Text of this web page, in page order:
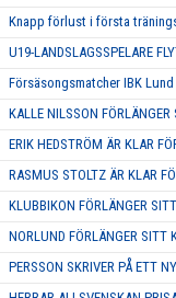
Knapp förlust i första
U19-LANDSLAGSSPELARE
Försäsongsmatcher IBK
KALLE NILSSON
ERIK HEDSTRÖM ÄR KLAR
RASMUS STOLTZ ÄR KLAR
KLUBBIKON FÖRLÄNGER
NORLUND FÖRLÄNGER SITT
PERSSON SKRIVER PÅ ETT